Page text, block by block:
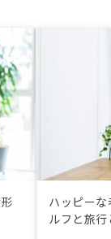
ハッピー
ルフと旅